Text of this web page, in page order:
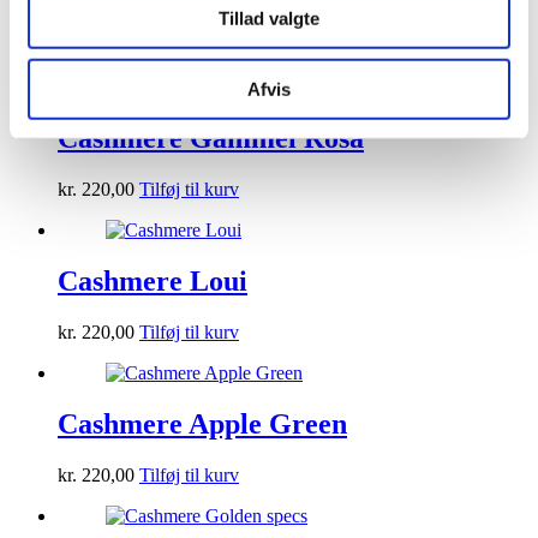
Tillad valgte
Afvis
Relaterede varer
Cashmere Gammel Rosa
kr. 220,00 Tilføj til kurv
Cashmere Loui
kr. 220,00 Tilføj til kurv
Cashmere Apple Green
kr. 220,00 Tilføj til kurv